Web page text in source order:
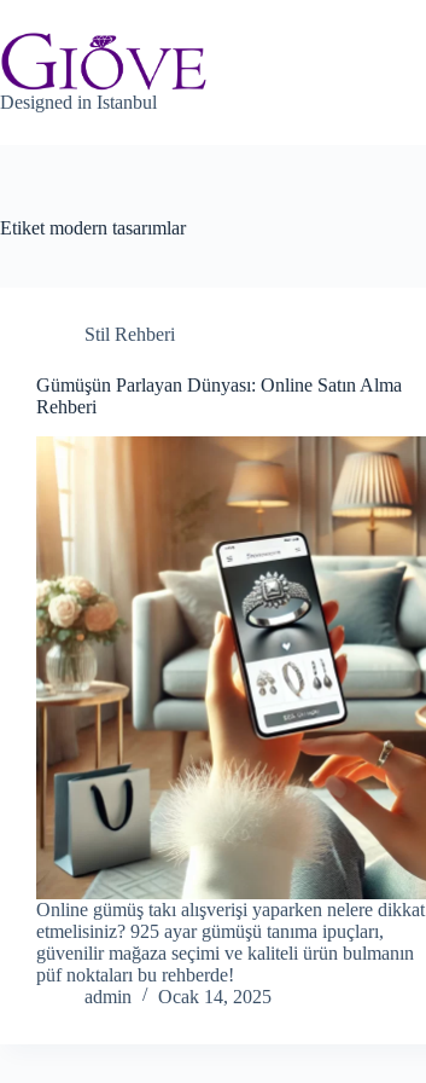
content
Designed in Istanbul
Etiket modern tasarımlar
Stil Rehberi
Gümüşün Parlayan Dünyası: Online Satın Alma
Rehberi
Online gümüş takı alışverişi yaparken nelere dikkat
etmelisiniz? 925 ayar gümüşü tanıma ipuçları,
güvenilir mağaza seçimi ve kaliteli ürün bulmanın
püf noktaları bu rehberde!
admin
Ocak 14, 2025